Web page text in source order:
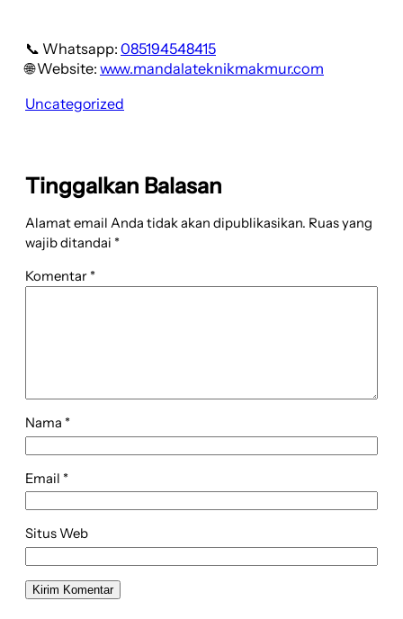
📞 Whatsapp: 085194548415
🌐 Website: www.mandalateknikmakmur.com
Uncategorized
Tinggalkan Balasan
Alamat email Anda tidak akan dipublikasikan. Ruas yang
wajib ditandai *
Komentar *
Nama *
Email *
Situs Web